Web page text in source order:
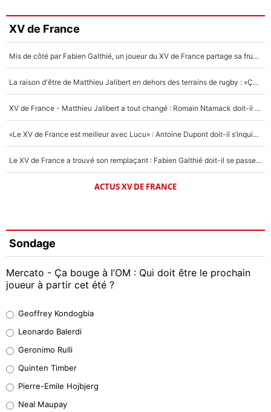
XV de France
Mis de côté par Fabien Galthié, un joueur du XV de France partage sa frustration : «ils ne me l’ont pas dit tout de suite»
La raison d'être de Matthieu Jalibert en dehors des terrains de rugby : «Ça m'atteint autant que si tu touches à un membre de ma famille»
XV de France - Matthieu Jalibert a tout changé : Romain Ntamack doit-il s’inquiéter pour sa place à un an de la Coupe du monde ?
«Le XV de France est meilleur avec Lucu» : Antoine Dupont doit-il s’inquiéter pour sa place ?
Le XV de France a trouvé son remplaçant : Fabien Galthié doit-il se passer d'Antoine Dupont ?
ACTUS XV DE FRANCE
Sondage
Mercato - Ça bouge à l’OM : Qui doit être le prochain
joueur à partir cet été ?
38%
32%
5%
Geoffrey Kondogbia
Leonardo Balerdi
Geronimo Rulli
Quinten Timber
Pierre-Emile Hojbjerg
Neal Maupay